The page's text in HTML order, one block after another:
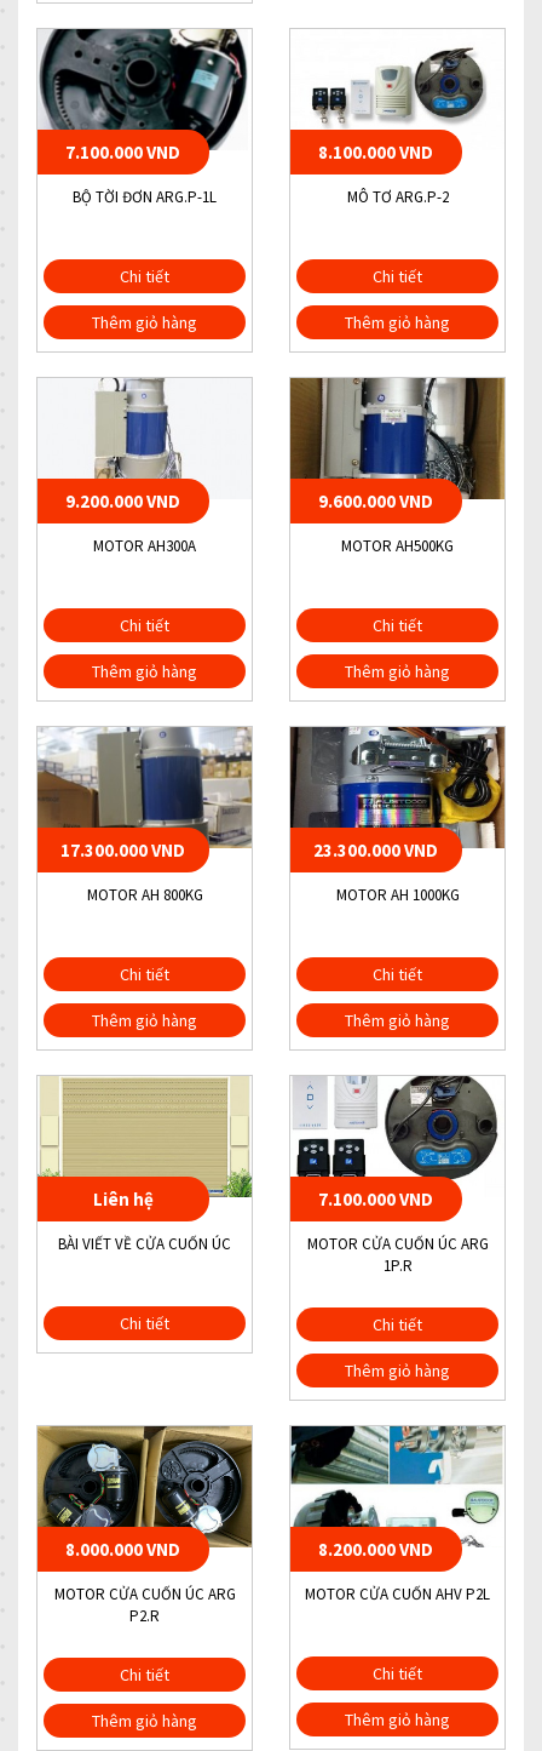
7.100.000 VND
BỘ TỜI ĐƠN ARG.P-1L
Chi tiết
Thêm giỏ hàng
8.100.000 VND
MÔ TƠ ARG.P-2
Chi tiết
Thêm giỏ hàng
9.200.000 VND
MOTOR AH300A
Chi tiết
Thêm giỏ hàng
9.600.000 VND
MOTOR AH500KG
Chi tiết
Thêm giỏ hàng
17.300.000 VND
MOTOR AH 800KG
Chi tiết
Thêm giỏ hàng
23.300.000 VND
MOTOR AH 1000KG
Chi tiết
Thêm giỏ hàng
Liên hệ
BÀI VIẾT VỀ CỬA CUỐN ÚC
Chi tiết
7.100.000 VND
MOTOR CỬA CUỐN ÚC ARG
1P.R
Chi tiết
Thêm giỏ hàng
8.000.000 VND
MOTOR CỬA CUỐN ÚC ARG
P2.R
Chi tiết
Thêm giỏ hàng
8.200.000 VND
MOTOR CỬA CUỐN AHV P2L
Chi tiết
Thêm giỏ hàng